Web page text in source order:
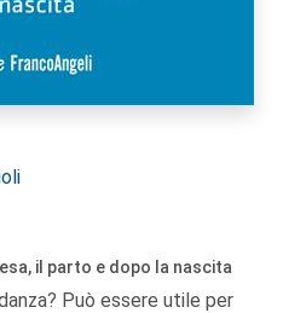
il parto e dopo la nascita
Può essere utile per